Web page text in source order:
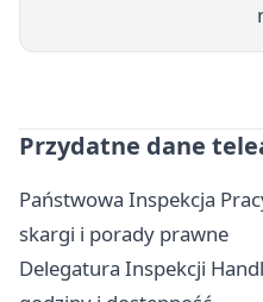
Przydatne dane
Państwowa Inspekcja
skargi i porady prawne
Delegatura Inspekcji